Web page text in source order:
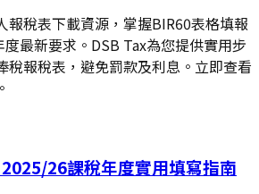
報稅表下載資源，掌握BIR60表格填報
最新要求。DSB Tax為您提供實用步
稅報稅表，避免罰款及利息。立即查看
26課稅年度實用填寫指南